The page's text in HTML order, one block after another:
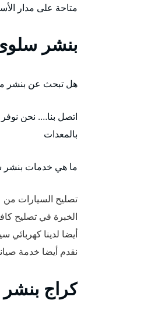
متاحة على مدار
بنشر
هل تبحث عن بنشر
اتصل بنا…. نحن
بالمعدات
ما هي خدمات بنشر
تصليح السيارات
الخبرة في تصليح
أيضا لدينا
نقدم أيضا خدمة
كراج